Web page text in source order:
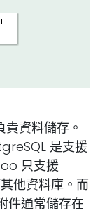
資料儲存。
是支援
只支援
他資料庫。而
件通常儲存在